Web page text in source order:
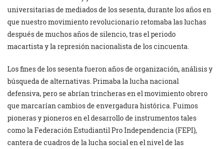
universitarias de mediados de los sesenta, durante los años en
que nuestro movimiento revolucionario retomaba las luchas
después de muchos años de silencio, tras el periodo
macartista y la represión nacionalista de los cincuenta.
Los fines de los sesenta fueron años de organización, análisis y
búsqueda de alternativas. Primaba la lucha nacional
defensiva, pero se abrían trincheras en el movimiento obrero
que marcarían cambios de envergadura histórica. Fuimos
pioneras y pioneros en el desarrollo de instrumentos tales
como la Federación Estudiantil Pro Independencia (FEPI),
cantera de cuadros de la lucha social en el nivel de las